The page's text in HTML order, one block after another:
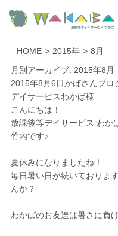
HOME > 2015年 > 8月
月別アーカイブ: 2015年8月
2015年8月6日かばさんブロ
デイサービスわかば様
こんにちは！
放課後等デイサービス わか
竹内です♪
夏休みになりましたね！
毎日暑い日が続いておりま
んか？
わかばのお友達は暑さに負